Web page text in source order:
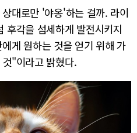
대로만 '야옹'하는 걸까. 라이
후각을 섬세하게 발전시키지
게 원하는 것을 얻기 위해 가
"이라고 밝혔다.